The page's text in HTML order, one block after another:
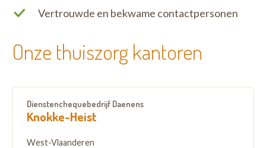
Vertrouwde en bekwame contactpersonen
Onze thuiszorg kantoren
Dienstenchequebedrijf Daenens
Knokke-Heist
West-Vlaanderen